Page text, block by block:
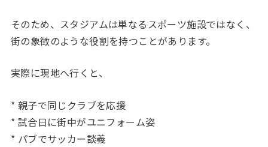
そのため、スタジアムは単なるスポーツ施設ではなく、
街の象徴のような役割を持つことがあります。
実際に現地へ行くと、
* 親子で同じクラブを応援
* 試合日に街中がユニフォーム姿
* パブでサッカー談義